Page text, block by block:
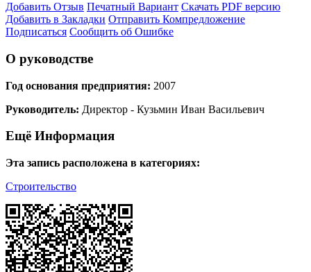
Добавить Отзыв Печатный Вариант Скачать PDF версию
Добавить в Закладки Отправить Компредложение
Подписаться Сообщить об Ошибке
О руководстве
Год основания предприятия: 2007
Руководитель: Директор - Кузьмин Иван Васильевич
Ещё Информация
Эта запись расположена в категориях:
Строительство